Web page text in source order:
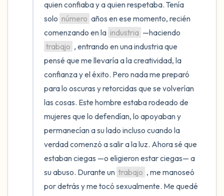
quien confiaba y a quien respetaba. Tenía
solo número años en ese momento, recién
comenzando en la industria
trabajo , entrando en una industria que
pensé que me llevaría a la creatividad, la
confianza y el éxito. Pero nada me preparó
para lo oscuras y retorcidas que se volverían
las cosas. Este hombre estaba rodeado de
mujeres que lo defendían, lo apoyaban y
permanecían a su lado incluso cuando la
verdad comenzó a salir a la luz. Ahora sé que
estaban ciegas —o eligieron estar ciegas— a
su abuso. Durante un trabajo , me manoseó
por detrás y me tocó sexualmente. Me quedé
5 – cosas que puedes ver (puedes mirar
dentro de la habitación y por la ventana)
4 – cosas que puedes sentir (¿qué hay
frente a ti que puedas tocar?)
3 – cosas que puedes oír
2 – cosas que puedes oler
1 – cosa que te gusta de ti mismo.
Respira hondo para terminar.